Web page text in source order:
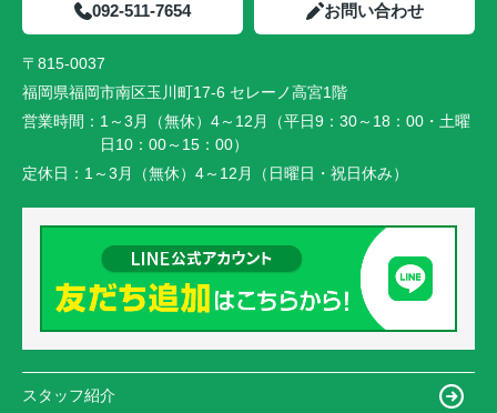
092-511-7654 お問い合わせ
〒815-0037
福岡県福岡市南区玉川町17-6 セレーノ高宮1階
営業時間： 1～3月（無休）4～12月（平日9：30～18：00・土曜
日10：00～15：00）
定休日： 1～3月（無休）4～12月（日曜日・祝日休み）
スタッフ紹介